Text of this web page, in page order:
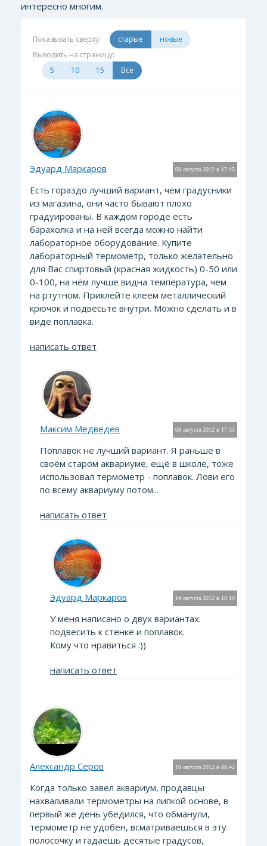
интересно многим.
Показывать сверху: старые
новые
Выводить на страницу:
5
10 15 Все
08 августа 2012 в 17:45
Эдуард Маркаров
Есть гораздо лучший вариант, чем градусники
из магазина, они часто бывают плохо
градуированы. В каждом городе есть
барахолка и на ней всегда можно найти
лабораторное оборудование. Купите
лабораторный термометр, только желательно
для Вас спиртовый (красная жидкость) 0-50 или
0-100, на нём лучше видна температура, чем
на ртутном. Приклейте клеем металлический
крючок и подвесьте внутри. Можно сделать и в
виде поплавка.
написать ответ
08 августа 2012 в 17:55
Максим Медведев
Поплавок не лучший вариант. Я раньше в
своём старом аквариуме, ещё в школе, тоже
использовал термометр - поплавок. Лови его
по всему аквариуму потом...
написать ответ
14 августа 2012 в 16:19
Эдуард Маркаров
У меня написано о двух вариантах:
подвесить к стенке и поплавок.
Кому что нравиться :))
написать ответ
10 августа 2012 в 08:42
Александр Серов
Когда только завел аквариум, продавцы
нахваливали термометры на липкой основе, в
первый же день убедился, что обманули,
термометр не удобен, всматриваешься в эту
полосочку и гадаешь десятые градусов,